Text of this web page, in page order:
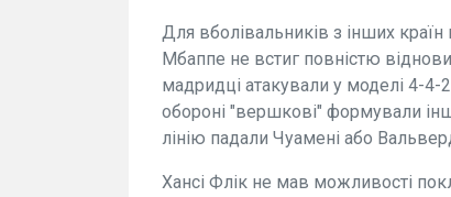
Для вболівальників з інших
Мбаппе не встиг повністю
мадридці атакували у моделі 4-4-
обороні "вершкові" формували
лінію падали Чуамені або
Хансі Флік не мав можливості